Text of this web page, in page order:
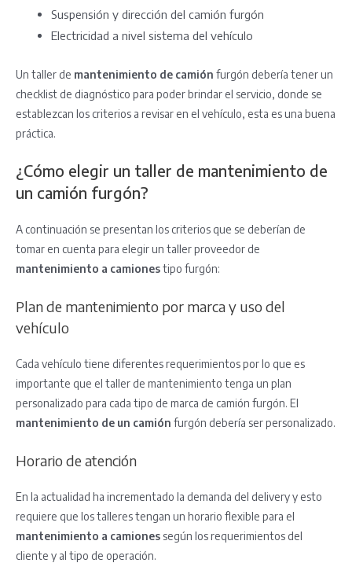
Suspensión y dirección del camión furgón
Electricidad a nivel sistema del vehículo
Un taller de mantenimiento de camión furgón debería tener un
checklist de diagnóstico para poder brindar el servicio, donde se
establezcan los criterios a revisar en el vehículo, esta es una buena
práctica.
¿Cómo elegir un taller de mantenimiento de
un camión furgón?
A continuación se presentan los criterios que se deberían de
tomar en cuenta para elegir un taller proveedor de
mantenimiento a camionestipo furgón:
Plan de mantenimiento por marca y uso del
vehículo
Cada vehículo tiene diferentes requerimientos por lo que es
importante que el taller de mantenimiento tenga un plan
personalizado para cada tipo de marca de camión furgón. El
mantenimiento de un camión furgón debería ser personalizado.
Horario de atención
En la actualidad ha incrementado la demanda del delivery y esto
requiere que los talleres tengan un horario flexible para el
mantenimiento a camiones según los requerimientos del
cliente y al tipo de operación.